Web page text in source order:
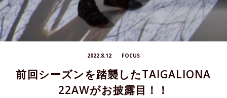
2022.8.12 FOCUS
前回シーズンを踏襲したTAIGALIONA
22AWがお披露目！！